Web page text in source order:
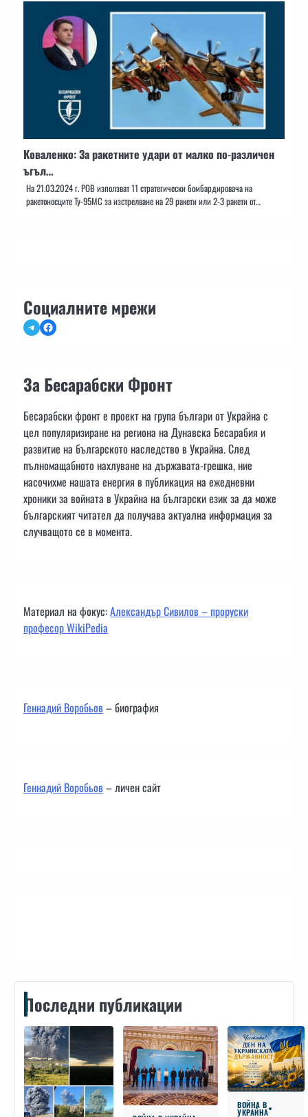
Коваленко: За ракетните удари от малко по-различен
ъгъл…
На 21.03.2024 г. РОВ използват 11 стратегически бомбардировача на
ракетоносците Ту-95МС за изстрелване на 29 ракети или 2-3 ракети от…
Социалните мрежи
TelegramFacebook
За Бесарабски Фронт
Бесарабски фронт е проект на група българи от Украйна с
цел популяризиране на региона на Дунавска Бесарабия и
развитие на българското наследство в Украйна. След
пълномащабното нахлуване на държавата-грешка, ние
насочихме нашата енергия в публикация на ежедневни
хроники за войната в Украйна на български език за да може
българският читател да получава актуална информация за
случващото се в момента.
Материал на фокус:Александър Сивилов – проруски
професор WikiPedia
Геннадий Воробьов– биография
Геннадий Воробьов– личен сайт
Последни публикации
ВОЙНА В
УКРАЙНА